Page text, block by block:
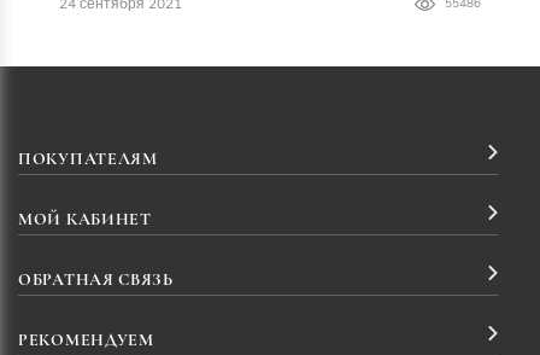
55486
ПОКУПАТЕЛЯМ
МОЙ КАБИНЕТ
ОБРАТНАЯ СВЯЗЬ
РЕКОМЕНДУЕМ